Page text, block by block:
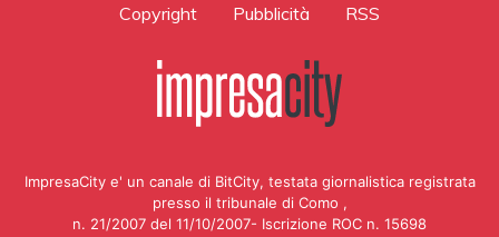
Copyright Pubblicità RSS
ImpresaCity e' un canale di BitCity, testata giornalistica registrata
presso il tribunale di Como ,
n. 21/2007 del 11/10/2007- Iscrizione ROC n. 15698